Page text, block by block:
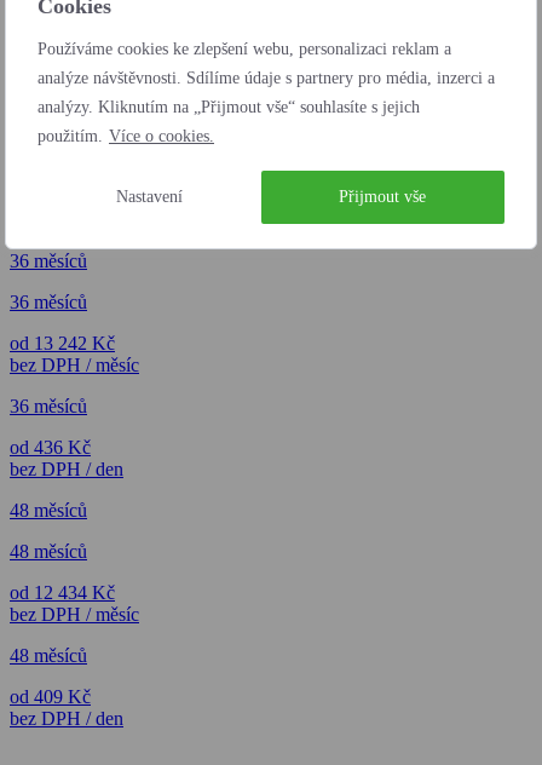
Cookies
Používáme cookies ke zlepšení webu, personalizaci reklam a
analýze návštěvnosti. Sdílíme údaje s partnery pro média, inzerci a
analýzy. Kliknutím na „Přijmout vše“ souhlasíte s jejich
použitím. Více o cookies.
Nastavení Přijmout vše
36 měsíců
36 měsíců
od 13 242 Kč
bez DPH / měsíc
36 měsíců
od 436 Kč
bez DPH / den
48 měsíců
48 měsíců
od 12 434 Kč
bez DPH / měsíc
48 měsíců
od 409 Kč
bez DPH / den